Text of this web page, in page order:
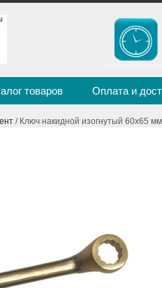
товаров Оплата и
/ Ключ накидной изогнутый 60х65